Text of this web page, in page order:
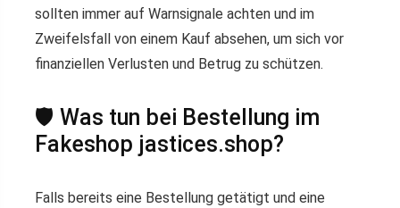
sollten immer auf Warnsignale achten und im
Zweifelsfall von einem Kauf absehen, um sich vor
finanziellen Verlusten und Betrug zu schützen.
🛡️ Was tun bei Bestellung im
Fakeshop jastices.shop?
Falls bereits eine Bestellung getätigt und eine